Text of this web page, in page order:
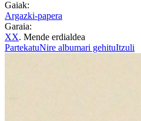
Gaiak:
Argazki-papera
Garaia:
XX. Mende erdialdea
PartekatuNire albumari gehituItzuli